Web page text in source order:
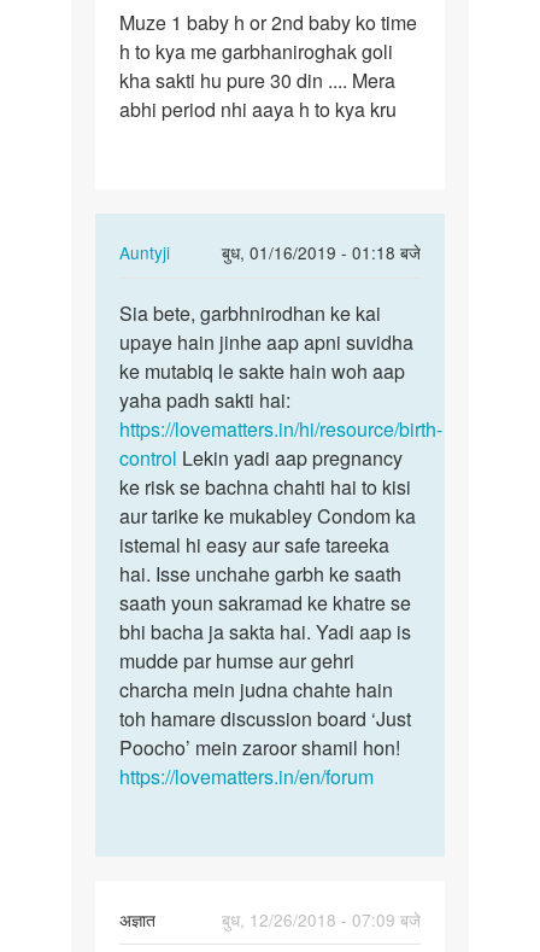
Muze
1
baby
h
Muze 1 baby h or 2nd baby ko time
h to kya me garbhaniroghak goli
kha sakti hu pure 30 din .... Mera
abhi period nhi aaya h to kya kru
Auntyji
बुध, 01/16/2019 - 01:18 बजे
In
to
Muze
1
baby
h
or
2nd
baby
ko…
by
sia
Sia
bete,
garbhnirodhan
ke…
Sia bete, garbhnirodhan ke kai
upaye hain jinhe aap apni suvidha
ke mutabiq le sakte hain woh aap
yaha padh sakti hai:
https://lovematters.in/hi/resource/birth-
control Lekin yadi aap pregnancy
ke risk se bachna chahti hai to kisi
aur tarike ke mukabley Condom ka
istemal hi easy aur safe tareeka
hai. Isse unchahe garbh ke saath
saath youn sakramad ke khatre se
bhi bacha ja sakta hai. Yadi aap is
mudde par humse aur gehri
charcha mein judna chahte hain
toh hamare discussion board ‘Just
Poocho’ mein zaroor shamil hon!
https://lovematters.in/en/forum
अज्ञात
बुध, 12/26/2018 - 07:09 बजे